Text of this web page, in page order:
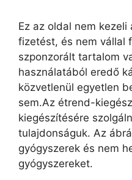
Ez az oldal nem
fizetést, és nem vállal
szponzorált tartalom
használatából eredő
közvetlenül egyetlen
sem.Az étrend-
kiegészítésére
tulajdonságuk. Az
gyógyszerek és nem
gyógyszereket.